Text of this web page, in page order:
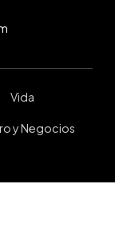
Vida
y Negocios